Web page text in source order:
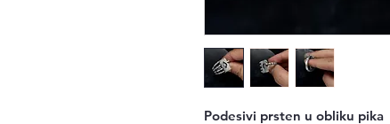
Podesivi prsten u obliku pika